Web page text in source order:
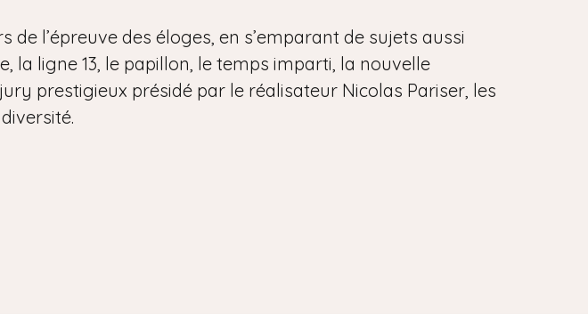
l’épreuve des éloges, en s’emparant de sujets aussi
la ligne 13, le papillon, le temps imparti, la nouvelle
prestigieux présidé par le réalisateur Nicolas Pariser, les